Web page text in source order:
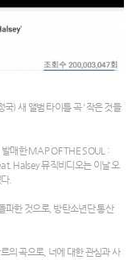
국) 새 앨범 타이틀 곡 '작은 것들
매한 MAP OF THE SOUL :
Halsey 뮤직비디오는 이날 오
.
파한 것으로, 방탄소년단 통산
의 곡으로, 너에 대한 관심과 사